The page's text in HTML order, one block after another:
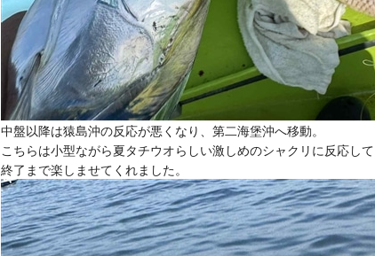
中盤以降は猿島沖の反応が悪くなり、第二海堡沖へ移動。
こちらは小型ながら夏タチウオらしい激しめのシャクリに反応し
終了まで楽しませてくれました。